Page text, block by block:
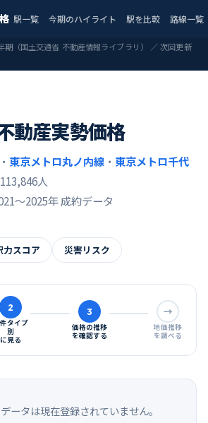
駅一覧 今期のハイライト 駅を比較 路線一覧
期（国土交通省 不動産情報ライブラリ） ／ 次回更新
動産実勢価格
・ 東京メトロ丸ノ内線 ・ 東京メトロ千代
人
〜2025年成約データ
力スコア 災害リスク
2
タイプ
別
に見る
3
価格の推移
を確認する
→
地価推移
を調べる
ータは現在登録されていません。